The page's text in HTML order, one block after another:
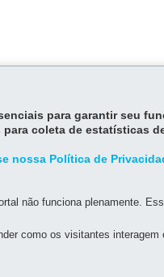
DA
s/n - Térreo e 3º andar -
MAPA
de atendimento: 8h30 a 12h e
para garantir seu
coleta de estatísticas
nossa Política de
não funciona plenamente.
como os visitantes